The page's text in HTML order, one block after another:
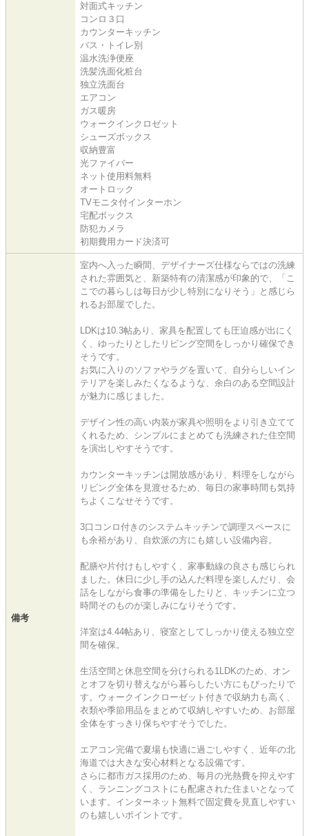
対面式キッチン
コンロ３口
カウンターキッチン
バス・トイレ別
温水洗浄便座
洗髪洗面化粧台
独立洗面台
エアコン
ガス暖房
ウォークインクロゼット
シューズボックス
収納豊富
光ファイバー
ネット使用料無料
オートロック
TVモニタ付インターホン
宅配ボックス
防犯カメラ
初期費用カード決済可
備考
室内へ入った瞬間、デザイナーズ仕様ならではの洗練
された雰囲気と、新築特有の清潔感が印象的で、「こ
こでの暮らしは毎日が少し特別になりそう」と感じら
れるお部屋でした。
LDKは10.3帖あり、家具を配置しても圧迫感が出にく
く、ゆったりとしたリビング空間をしっかり確保でき
そうです。
お気に入りのソファやラグを置いて、自分らしいイン
テリアを楽しみたくなるような、余白のある空間設計
が魅力に感じました。
デザイン性の高い内装が家具や照明をより引き立てて
くれるため、シンプルにまとめても洗練された住空間
を演出しやすそうです。
カウンターキッチンは開放感があり、料理をしながら
リビング全体を見渡せるため、毎日の家事時間も気持
ちよくこなせそうです。
3口コンロ付きのシステムキッチンで調理スペースに
も余裕があり、自炊派の方にも嬉しい設備内容。
配膳や片付けもしやすく、家事動線の良さも感じられ
ました。休日に少し手の込んだ料理を楽しんだり、会
話をしながら食事の準備をしたりと、キッチンに立つ
時間そのものが楽しみになりそうです。
洋室は4.44帖あり、寝室としてしっかり使える独立空
間を確保。
生活空間と休息空間を分けられる1LDKのため、オン
とオフを切り替えながら暮らしたい方にもぴったりで
す。ウォークインクローゼット付きで収納力も高く、
衣類や季節用品をまとめて収納しやすいため、お部屋
全体をすっきり保ちやすそうでした。
エアコン完備で夏場も快適に過ごしやすく、近年の北
海道では大きな安心材料となる設備です。
さらに都市ガス採用のため、毎月の光熱費を抑えやす
く、ランニングコストにも配慮された住まいとなって
います。インターネット無料で固定費を見直しやすい
のも嬉しいポイントです。